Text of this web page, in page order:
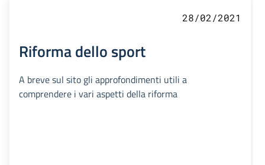
28/02/2021
Riforma dello sport
A breve sul sito gli approfondimenti utili a
comprendere i vari aspetti della riforma